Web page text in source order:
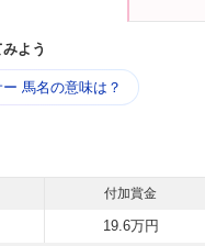
よう
馬名の意味は？
付加賞金
19.6万円